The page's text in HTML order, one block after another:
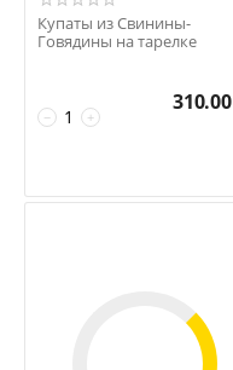
Купаты из Свинины-
Говядины на тарелке
+
−
310.00